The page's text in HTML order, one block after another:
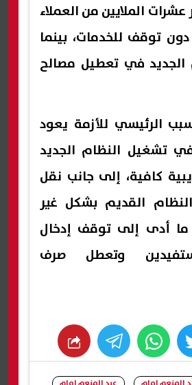
عشرات الملايين من العملاء
دون توقف للخدمات، بينما
الجديد في تعطيل مصالح
الرئيسي للأزمة يعود
تشغيل النظام الجديد
كافية، إلى جانب نقل
القديم بشكل غير
أدى إلى توقف إدخال
وتعطل صرف
whats